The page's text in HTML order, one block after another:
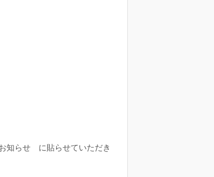
知らせ に貼らせていただき